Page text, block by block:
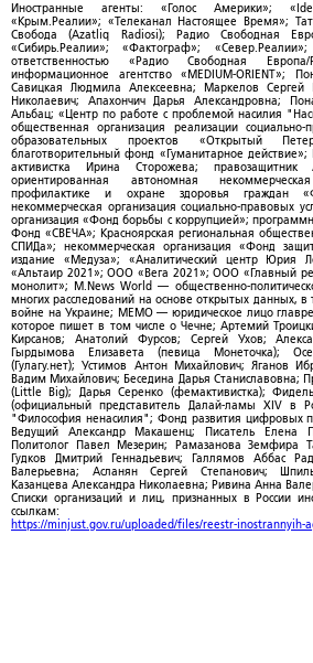
Иностранные агенты: «Голос Америки»;
«Крым.Реалии»; «Телеканал Настоящее Время»;
Свобода (Azatliq Radiosi); Радио Свободная
«Сибирь.Реалии»; «Фактограф»;
ответственностью «Радио Свободная
информационное агентство «MEDIUM-ORIENT»;
Савицкая Людмила Алексеевна; Маркелов Сергей
Николаевич; Апахончич Дарья Александровна;
Альбац; «Центр по работе с проблемой насилия
общественная организация реализации социально-
образовательных проектов «Открытый
благотворительный фонд «Гуманитарное
активистка Ирина Сторожева;
ориентированная автономная
профилактике и охране здоровья граждан
некоммерческая организация социально-правовых
организация «Фонд борьбы с коррупцией»;
Фонд «СВЕЧА»; Красноярская региональная
СПИДа»; некоммерческая организация «Фонд
издание «Медуза»; «Аналитический центр Юрия
«Альтаир 2021»; ООО «Вега 2021»; ООО «Главный
монолит»; M.News World — общественно-
многих расследований на основе открытых данных, в
войне на Украине; МЕМО — юридическое лицо
которое пишет в том числе о Чечне; Артемий
Кирсанов; Анатолий Фурсов; Сергей Ухов;
Гырдымова Елизавета (певица Монеточка);
(Гулагу.нет); Устимов Антон Михайлович; Яганов
Вадим Михайлович; Беседина Дарья Станиславовна;
(Little Big); Дарья Серенко (фемактивистка);
(официальный представитель Далай-ламы XIV в
"Философия ненасилия"; Фонд развития цифровых
Ведущий Александр Макашенц; Писатель Елена
Политолог Павел Мезерин; Рамазанова Земфира
Гудков Дмитрий Геннадьевич; Галлямов Аббас
Валерьевна; Асланян Сергей Степанович;
Казанцева Александра Николаевна; Ривина Анна
Списки организаций и лиц, признанных в России
ссылкам:
https://minjust.gov.ru/uploaded/files/reestr-inostrannyih-